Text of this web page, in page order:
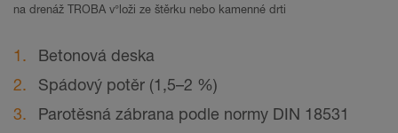
na drenáž TROBA v°loži ze štěrku nebo kamenné drti
Betonová deska
Spádový potěr (1,5–2 %)
Parotěsná zábrana podle normy DIN 18531